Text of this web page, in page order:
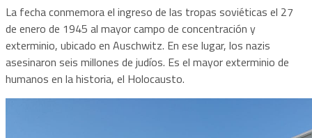
La fecha conmemora el ingreso de las tropas soviéticas el 27
de enero de 1945 al mayor campo de concentración y
exterminio, ubicado en Auschwitz. En ese lugar, los nazis
asesinaron seis millones de judíos. Es el mayor exterminio de
humanos en la historia, el Holocausto.